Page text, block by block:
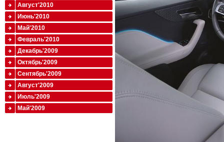
Август'2010
Июнь'2010
Май'2010
Февраль'2010
Декабрь'2009
Октябрь'2009
Сентябрь'2009
Август'2009
Июль'2009
Май'2009